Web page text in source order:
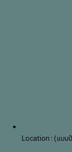
Location : (แบบ